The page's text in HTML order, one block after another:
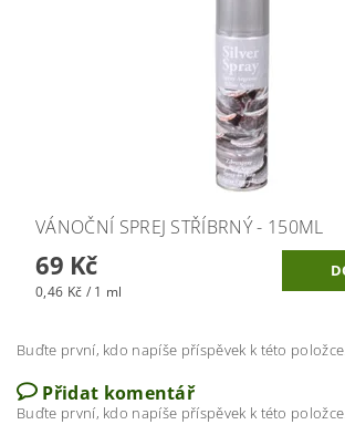
VÁNOČNÍ SPREJ STŘÍBRNÝ - 150ML
69 Kč
0,46 Kč / 1 ml
Buďte první, kdo napíše příspěvek k této položce.
Přidat komentář
Buďte první, kdo napíše příspěvek k této položce.